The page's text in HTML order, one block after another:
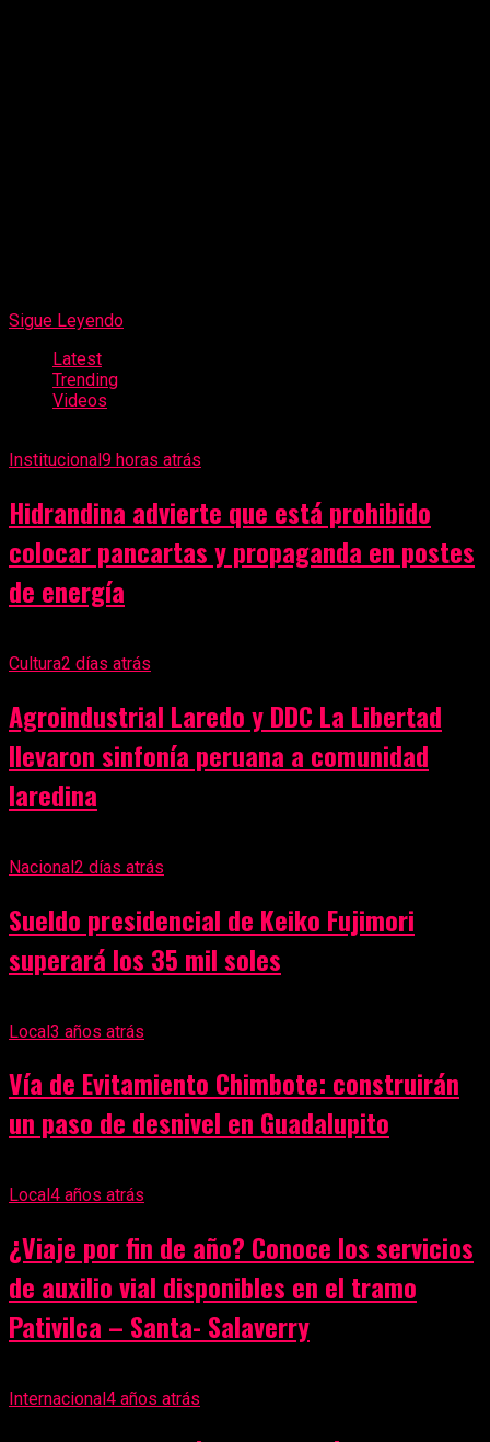
Sigue Leyendo
Latest
Trending
Videos
Institucional9 horas atrás
Hidrandina advierte que está prohibido
colocar pancartas y propaganda en postes
de energía
Cultura2 días atrás
Agroindustrial Laredo y DDC La Libertad
llevaron sinfonía peruana a comunidad
laredina
Nacional2 días atrás
Sueldo presidencial de Keiko Fujimori
superará los 35 mil soles
Local3 años atrás
Vía de Evitamiento Chimbote: construirán
un paso de desnivel en Guadalupito
Local 4 años atrás
¿Viaje por fin de año? Conoce los servicios
de auxilio vial disponibles en el tramo
Pativilca – Santa- Salaverry
Internacional 4 años atrás